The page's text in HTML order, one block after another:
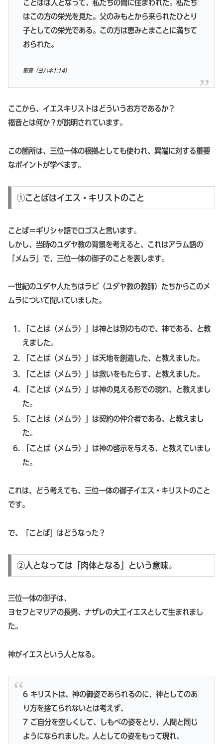
ことばは人となって、私たちの間に住まわれた。私たち
はこの方の栄光を見た。父のみもとから来られたひとり
子としての栄光である。この方は恵みとまことに満ちて
おられた。
聖書（ヨハネ1:14）
ここから、イエスキリストはどういうお方であるか？
福音とは何か？が説明されています。
この箇所は、三位一体の根拠としても使われ、異端に対する重要
なポイントが学べます。
①ことばはイエス・キリストのこと
ことば＝ギリシャ語でロゴスと言います。
しかし、当時のユダヤ教の背景を考えると、これはアラム語の
「メムラ」で、三位一体の御子のことを表します。
一世紀のユダヤ人たちはラビ（ユダヤ教の教師）たちからこのメ
ムラについて聞いていました。
「ことば（メムラ）」は神とは別のもので、神である、と教
えました。
「ことば（メムラ）」は天地を創造した、と教えました。
「ことば（メムラ）」は救いをもたらす、と教えました。
「ことば（メムラ）」は神の見える形での現れ、と教えまし
た。
「ことば（メムラ）」は契約の仲介者である、と教えまし
た。
「ことば（メムラ）」は神の啓示を与える、と教えていまし
た。
これは、どう考えても、三位一体の御子イエス・キリストのこと
です。
で、「ことば」はどうなった？
②人となっては「肉体となる」という意味。
三位一体の御子は、
ヨセフとマリアの長男、ナザレの大工イエスとして生まれまし
た。
神がイエスという人となる。
6 キリストは、神の御姿であられるのに、神としてのあ
り方を捨てられないとは考えず、
7 ご自分を空しくして、しもべの姿をとり、人間と同じ
ようになられました。人としての姿をもって現れ、